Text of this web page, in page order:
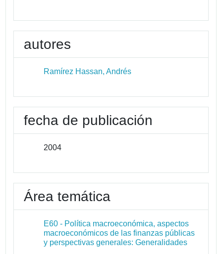
autores
Ramírez Hassan, Andrés
fecha de publicación
2004
Área temática
E60 - Política macroeconómica, aspectos
macroeconómicos de las finanzas públicas
y perspectivas generales: Generalidades